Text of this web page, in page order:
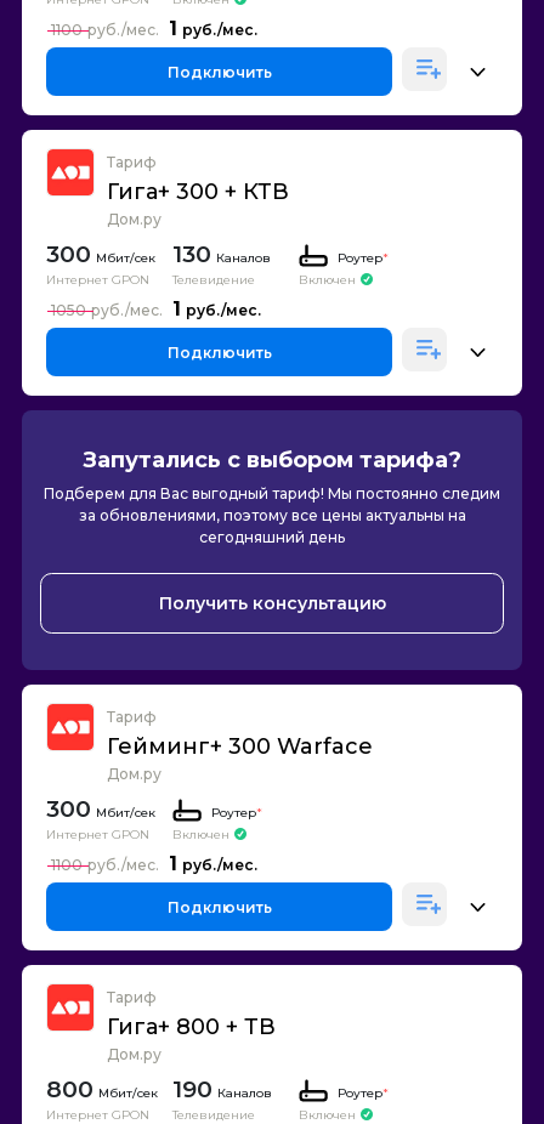
1
1100
Подключить
Тариф
Гига+ 300 + КТВ
Дом.ру
300
Интернет GPON
130 Каналов
Телевидение
Роутер*
Включен
1
1050
Подключить
Запутались с выбором тарифа?
Подберем для Вас выгодный тариф! Мы постоянно следим
за обновлениями, поэтому все цены актуальны на
сегодняшний день
Получить консультацию
Тариф
Гейминг+ 300 Warface
Дом.ру
300
Интернет GPON
Роутер*
Включен
1
1100
Подключить
Тариф
Гига+ 800 + ТВ
Дом.ру
800
Интернет GPON
190 Каналов
Телевидение
Роутер*
Включен